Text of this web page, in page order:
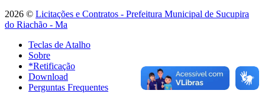
2026 © Licitações e Contratos - Prefeitura Municipal de Sucupira
do Riachão - Ma
Teclas de Atalho
Sobre
*Retificação
Download
Perguntas Frequentes